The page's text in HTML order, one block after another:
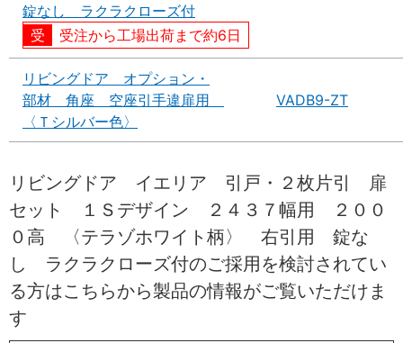
錠なし ラクラクローズ付
受注から工場出荷まで約6日
リビングドア オプション・
部材 角座 空座引手違扉用
〈Ｔシルバー色〉
VADB9-ZT
リビングドア イエリア 引戸・２枚片引 扉
セット １Ｓデザイン ２４３７幅用 ２００
０高 〈テラゾホワイト柄〉 右引用 錠な
し ラクラクローズ付のご採用を検討されてい
る方はこちらから製品の情報がご覧いただけま
す